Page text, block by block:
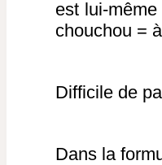
est lui-
chouchou =
Difficile de
Dans la